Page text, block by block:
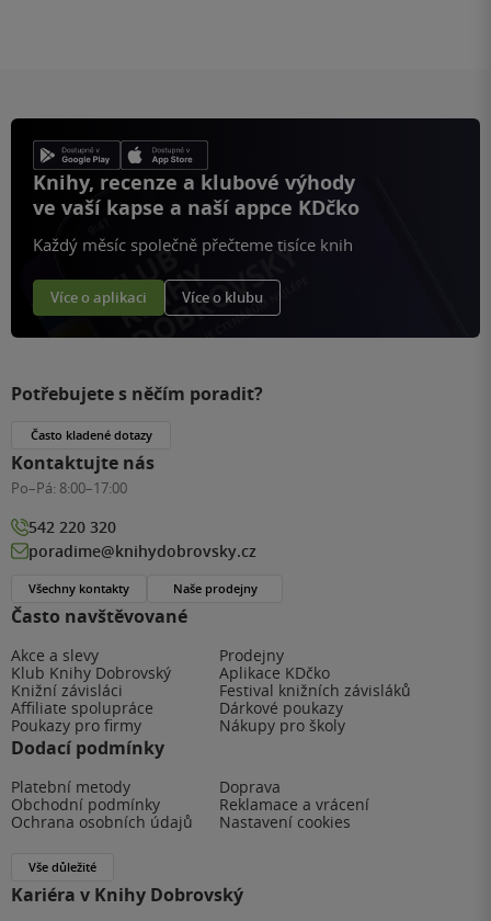
Knihy, recenze a klubové výhody
ve vaší kapse a naší appce KDčko
Každý měsíc společně přečteme tisíce knih
Více o aplikaci Více o klubu
Často navštěvované
Akce a slevy
Prodejny
Klub Knihy Dobrovský
Aplikace KDčko
Knižní závisláci
Festival knižních závisláků
Affiliate spolupráce
Dárkové poukazy
Poukazy pro firmy
Nákupy pro školy
Dodací podmínky
Platební metody
Doprava
Obchodní podmínky
Reklamace a vrácení
Ochrana osobních údajů
Nastavení cookies
Vše důležité
Kariéra v Knihy Dobrovský
Potřebujete s něčím poradit?
Často kladené dotazy
Kontaktujte nás
Po–Pá: 8:00–17:00
542 220 320
poradime@knihydobrovsky.cz
Všechny kontakty Naše prodejny